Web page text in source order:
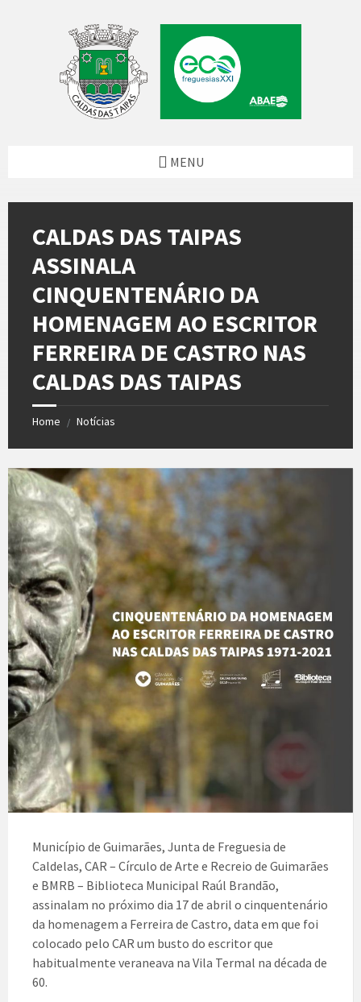
MENU
CALDAS DAS TAIPAS
ASSINALA
CINQUENTENÁRIO DA
HOMENAGEM AO ESCRITOR
FERREIRA DE CASTRO NAS
CALDAS DAS TAIPAS
Home / Notícias
Município de Guimarães, Junta de Freguesia de
Caldelas, CAR – Círculo de Arte e Recreio de Guimarães
e BMRB – Biblioteca Municipal Raúl Brandão,
assinalam no próximo dia 17 de abril o cinquentenário
da homenagem a Ferreira de Castro, data em que foi
colocado pelo CAR um busto do escritor que
habitualmente veraneava na Vila Termal na década de
60.